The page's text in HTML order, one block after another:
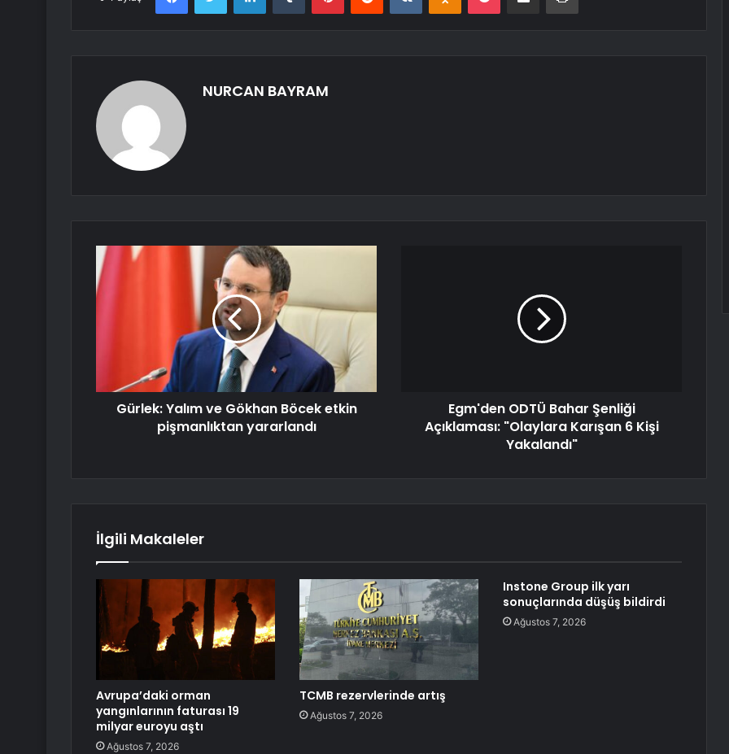
NURCAN BAYRAM
Gürlek: Yalım ve Gökhan Böcek etkin
pişmanlıktan yararlandı
Egm'den ODTÜ Bahar Şenliği
Açıklaması: "Olaylara Karışan 6 Kişi
Yakalandı"
İlgili Makaleler
Avrupa’daki orman
yangınlarının faturası 19
milyar euroyu aştı
Ağustos 7, 2026
TCMB rezervlerinde artış
Ağustos 7, 2026
Instone Group ilk yarı
sonuçlarında düşüş bildirdi
Ağustos 7, 2026